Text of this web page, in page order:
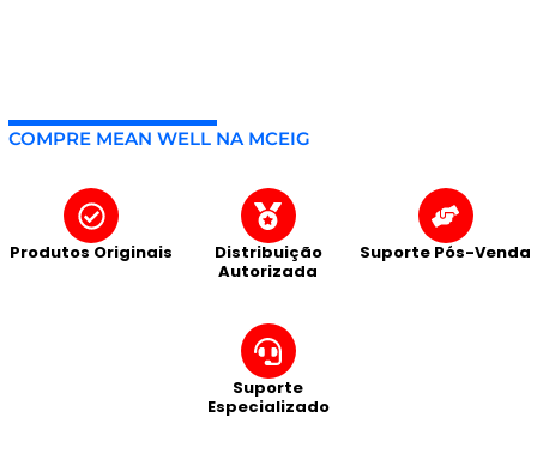
COMPRE MEAN WELL NA MCEIG
Produtos Originais
Distribuição
Autorizada
Suporte Pós-Venda
Suporte
Especializado